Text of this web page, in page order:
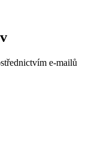
e-mailů